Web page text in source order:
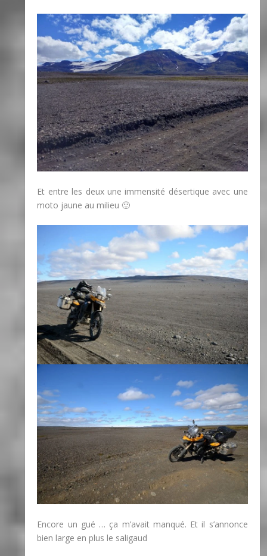
Et entre les deux une immensité désertique avec une
moto jaune au milieu 🙂
Encore un gué … ça m’avait manqué. Et il s’annonce
bien large en plus le saligaud